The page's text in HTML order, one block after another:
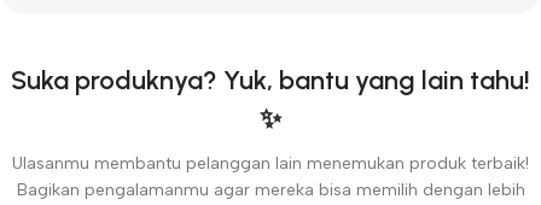
Suka produknya? Yuk, bantu yang lain tahu!
✨
Ulasanmu membantu pelanggan lain menemukan produk terbaik!
Bagikan pengalamanmu agar mereka bisa memilih dengan lebih